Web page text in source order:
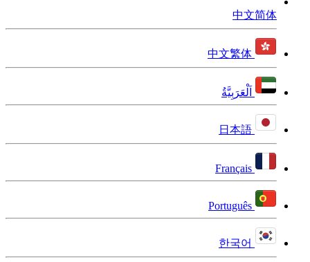
中文简体
中文繁体
اَلْعَرَبِيَّةُ
日本語
Français
Português
한국어